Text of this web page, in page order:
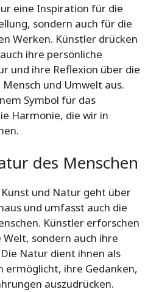
eine Inspiration für die
sondern auch für die
Werken. Künstler drücken
ihre persönliche
und ihre Reflexion über die
Mensch und Umwelt aus.
Symbol für das
Harmonie, die wir in
des Menschen
und Natur geht über
und umfasst auch die
Künstler erforschen
sondern auch ihre
Natur dient ihnen als
ermöglicht, ihre Gedanken,
auszudrücken.